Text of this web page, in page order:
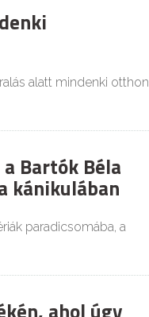
alatt mindenki otthon
Bartók Béla
kánikulában
paradicsomába, a